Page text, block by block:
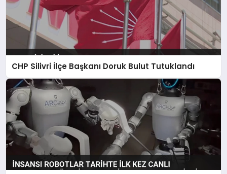
CHP Silivri İlçe Başkanı Doruk Bulut Tutuklandı